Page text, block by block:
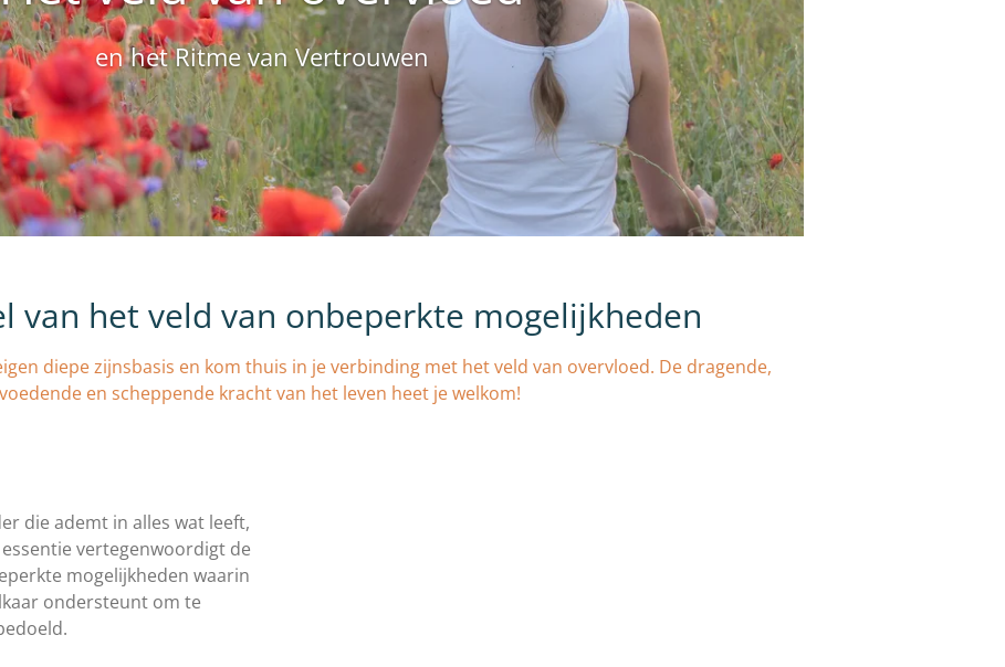
en het Ritme van Vertrouwen
van het veld van onbeperkte mogelijkheden
diepe zijnsbasis en kom thuis in je verbinding met het veld van overvloed. De dragende,
voedende en scheppende kracht van het leven heet je welkom!
die ademt in alles wat leeft,
essentie vertegenwoordigt de
mogelijkheden waarin
ondersteunt om te